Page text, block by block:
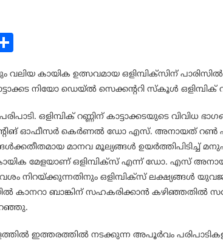
കായിക ഉത്സവമായ ഒളിമ്പിക്സിന്
നിയോ ഡെയ്ൽ സെക്കന്ററി സ്കൂൾ ഒളിമ്പിക്
ഒളിമ്പിക് റണ്ണിന് കാട്ടാക്കടയുടെ വിവിധ
കമാന്റിങ് ഓഫീസർ കെർണൽ ഡോ എസ്.
മാനവ മൂല്യങ്ങൾ ഉയർത്തിപിടിച്ച്
മേളയാണ് ഒളിമ്പിക്സ് എന്ന് ഡോ. എസ് അനായത്
നിറയ്ക്കുന്നതിനും ഒളിമ്പിക്സ് ലക്ഷ്യങ്ങൾ
കാനറാ ബാങ്കിന് സഹകരിക്കാൻ കഴിഞ്ഞതിൽ
ഇത്തരത്തിൽ നടക്കുന്ന അപൂർവം